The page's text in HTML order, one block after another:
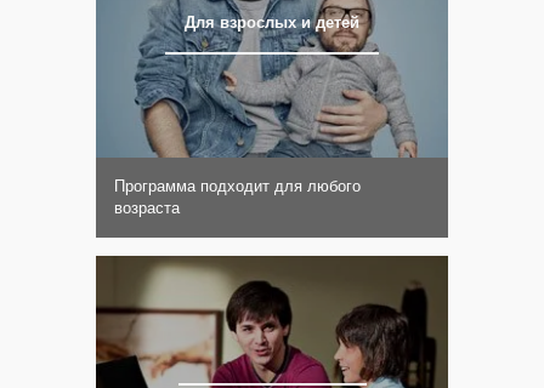
Для взрослых и детей
Программа подходит для любого
возраста